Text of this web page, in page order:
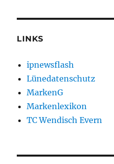
LINKS
ipnewsflash
Lünedatenschutz
MarkenG
Markenlexikon
TC Wendisch Evern